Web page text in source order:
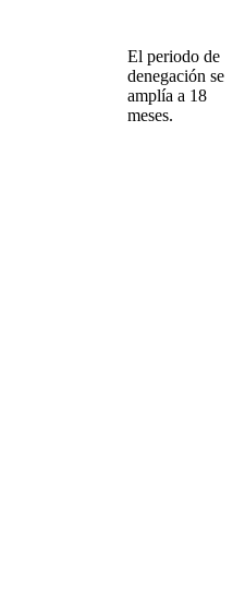
El periodo de
denegación se
amplía a 18
meses.